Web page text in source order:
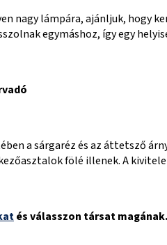
nagy lámpára, ajánljuk, hogy
egymáshoz, így egy
a sárgaréz és az áttetsző
fölé illenek. A
és válasszon társat magának.